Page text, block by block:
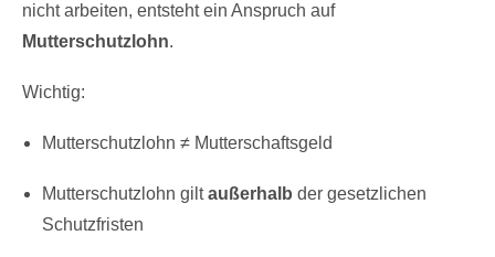
nicht arbeiten, entsteht ein Anspruch auf
Mutterschutzlohn.
Wichtig:
Mutterschutzlohn ≠ Mutterschaftsgeld
Mutterschutzlohn giltaußerhalb der gesetzlichen
Schutzfristen